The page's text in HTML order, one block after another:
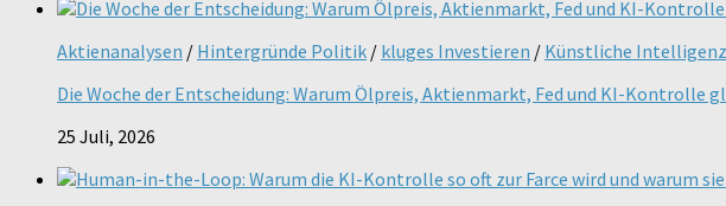
Aktienanalysen / Hintergründe Politik / kluges Investieren / Künstliche Intelligenz
Die Woche der Entscheidung: Warum Ölpreis, Aktienmarkt, Fed und KI-Kontrolle
25 Juli, 2026